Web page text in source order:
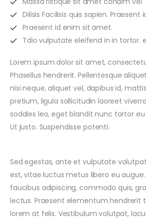
Dilisis Facilisis quis sapien.
Praesent id enim sit amet.
Tdio vulputate eleifend in in tortor.
Lorem ipsum dolor sit amet,
Phasellus hendrerit. Pellentesque
nisi neque, aliquet vel, dapibus id,
pretium, ligula sollicitudin laoreet
sodales leo, eget blandit nunc tortor eu
Ut justo. Suspendisse potenti.
Sed egestas, ante et vulputate
est, vitae luctus metus libero eu
faucibus adipiscing, commodo quis,
lectus. Praesent elementum hendrerit
lorem at felis. Vestibulum volutpat,